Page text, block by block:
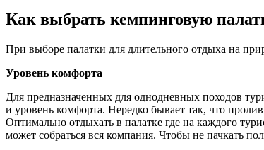
Как выбрать кемпинговую
При выборе палатки для длительного отдыха на
Уровень комфорта
Для предназначенных для однодневных походов
и уровень комфорта. Нередко бывает так, что
Оптимально отдыхать в палатке где на каждого
может собраться вся компания. Чтобы не пачкать